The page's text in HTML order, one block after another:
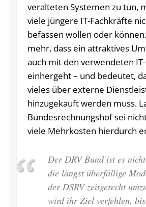
veralteten Systemen zu tun,
viele jüngere IT-Fachkräfte
befassen wollen oder
mehr, dass ein attraktives
auch mit den verwendeten
einhergeht – und bedeutet,
vieles über externe
hinzugekauft werden muss.
Bundesrechnungshof sei
viele Mehrkosten hierdurch
Der DRV Bund ist es
die längst überfällige
der DSRV zeitgerecht
wird ihr Ziel verfehlen,